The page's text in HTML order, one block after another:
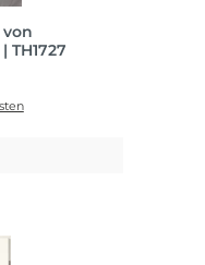
von
TH1727